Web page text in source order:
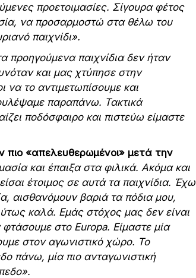
προετοιμασίες. Σίγουρα φέτος
να προσαρμοστώ στα θέλω του
παιχνίδι».
προηγούμενα παιχνίδια δεν ήταν
και μας χτύπησε στην
να το αντιμετωπίσουμε και
παραπάνω. Τακτικά
ποδόσφαιρο και πιστεύω είμαστε
πιο «απελευθερωμένοι» μετά την
και έπαιξα στα φιλικά. Ακόμα και
έτοιμος σε αυτά τα παιχνίδια. Έχω
αισθανόμουν βαριά τα πόδια μου,
καλά. Εμάς στόχος μας δεν είναι
στο Εuropa. Είμαστε μία
στον αγωνιστικό χώρο. Το
πάνω, μία πιο ανταγωνιστική